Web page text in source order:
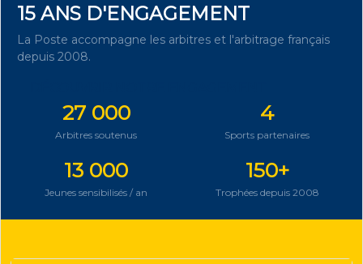
15 ANS D'ENGAGEMENT
La Poste accompagne les arbitres et l'arbitrage français
depuis 2008.
27 000
Arbitres soutenus
4
Sports partenaires
13 000
Jeunes sensibilisés / an
150+
Trophées depuis 2008